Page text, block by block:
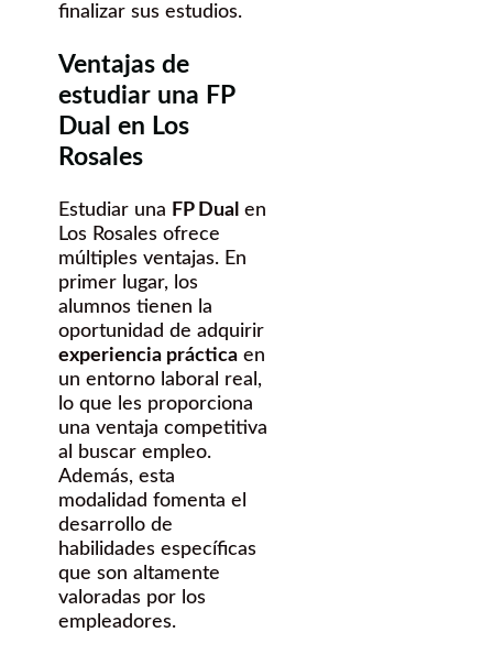
finalizar sus estudios.
Ventajas de
estudiar una FP
Dual en Los
Rosales
Estudiar una FP Dual en
Los Rosales ofrece
múltiples ventajas. En
primer lugar, los
alumnos tienen la
oportunidad de adquirir
experiencia práctica en
un entorno laboral real,
lo que les proporciona
una ventaja competitiva
al buscar empleo.
Además, esta
modalidad fomenta el
desarrollo de
habilidades específicas
que son altamente
valoradas por los
empleadores.